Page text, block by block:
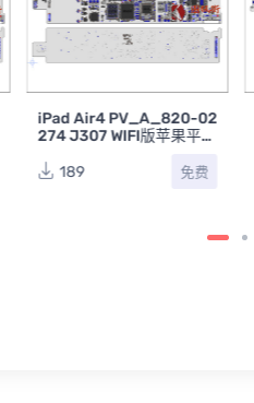
iPad Air4 PV_A_820-02
274 J307 WIFI版苹果平板
189
免费